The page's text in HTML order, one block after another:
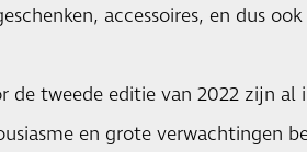
accessoires, en dus
de tweede editie van 2022 zijn al
en grote verwachtingen